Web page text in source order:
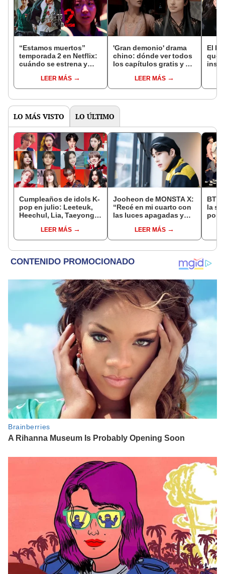
“Estamos muertos”
temporada 2 en Netflix:
cuándo se estrena y
temporadaLEER MÁS
'Gran demonio' drama
chino: dónde ver todos
los capítulos gratis y en
LEER MÁS
El k-
que
LO MÁS VISTO LO ÚLTIMO
Cumpleaños de idols K-
pop en julio: Leeteuk,
Heechul, Lia, Taeyong,
LEER MÁS
Jooheon de MONSTA X:
“Recé en mi cuarto con
las luces apagadas y
LEER MÁS
la
por